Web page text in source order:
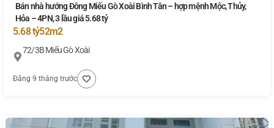
Bán nhà hướng Đông Miếu Gò Xoài Bình Tân – hợp mệnh Mộc, Thủy,
Hỏa – 4PN, 3 lầu giá 5.68 tỷ
5.68 tỷ52m2
72/3B Miếu Gò Xoài
Đăng 9 tháng trước